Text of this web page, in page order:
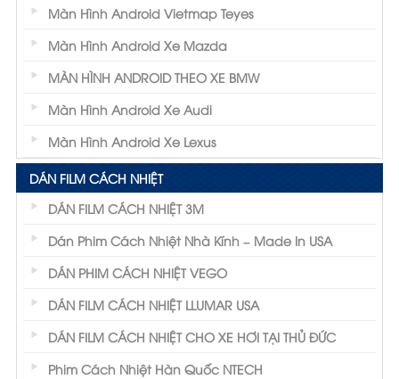
Màn Hình Android Vietmap Teyes
Màn Hình Android Xe Mazda
MÀN HÌNH ANDROID THEO XE BMW
Màn Hình Android Xe Audi
Màn Hình Android Xe Lexus
DÁN FILM CÁCH NHIỆT
DÁN FILM CÁCH NHIỆT 3M
Dán Phim Cách Nhiệt Nhà Kính – Made In USA
DÁN PHIM CÁCH NHIỆT VEGO
DÁN FILM CÁCH NHIỆT LLUMAR USA
DÁN FILM CÁCH NHIỆT CHO XE HƠI TẠI THỦ ĐỨC
Phim Cách Nhiệt Hàn Quốc NTECH